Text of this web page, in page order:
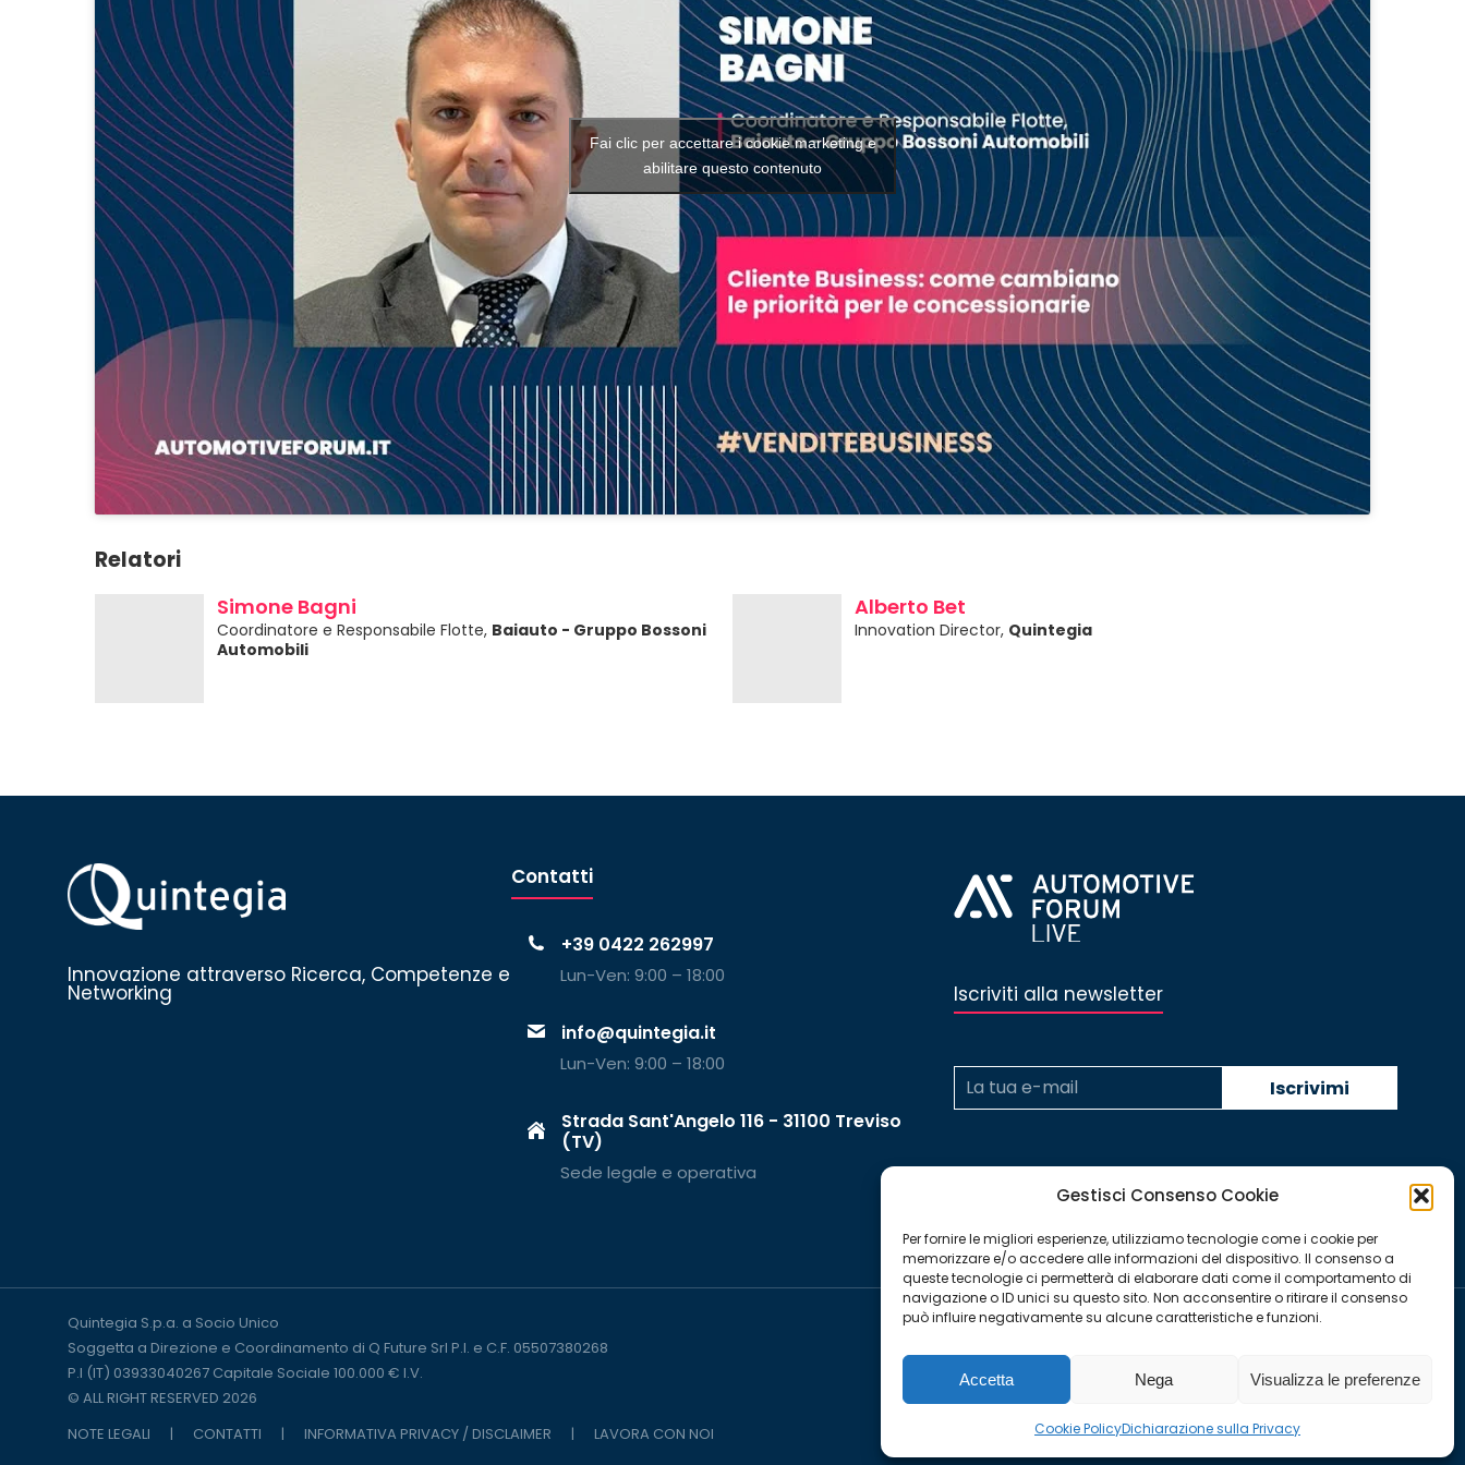
Gestisci Consenso Cookie
Per fornire le migliori esperienze, utilizziamo tecnologie come i cookie per
memorizzare e/o accedere alle informazioni del dispositivo. Il consenso a
queste tecnologie ci permetterà di elaborare dati come il comportamento di
navigazione o ID unici su questo sito. Non acconsentire o ritirare il consenso
può influire negativamente su alcune caratteristiche e funzioni.
Accetta Nega Visualizza le preferenze
Cookie PolicyDichiarazione sulla Privacy
Fai clic per accettare i cookie marketing e
abilitare questo contenuto
Relatori
Simone Bagni
Coordinatore e Responsabile Flotte, Baiauto - Gruppo Bossoni
Automobili
Alberto Bet
Innovation Director, Quintegia
Innovazione attraverso Ricerca, Competenze e
Networking
Contatti
+39 0422 262997
Lun-Ven: 9:00 – 18:00
info@quintegia.it
Lun-Ven: 9:00 – 18:00
Strada Sant'Angelo 116 - 31100 Treviso
(TV)
Sede legale e operativa
Iscriviti alla newsletter
Quintegia S.p.a. a Socio Unico
Soggetta a Direzione e Coordinamento di Q Future Srl P.I. e C.F. 05507380268
P.I (IT) 03933040267 Capitale Sociale 100.000 € I.V.
© ALL RIGHT RESERVED 2026
YouTube
opens
in
Linkedin
opens
in
Facebook
in
Instagram
in
Twitter
in
NOTE LEGALI | CONTATTI | INFORMATIVA PRIVACY / DISCLAIMER | LAVORA CON NOI